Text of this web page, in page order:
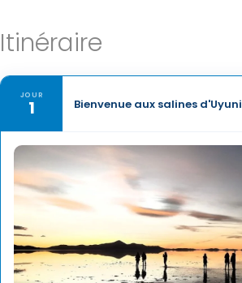
Itinéraire
JOUR
1 Bienvenue aux salines d'Uyuni